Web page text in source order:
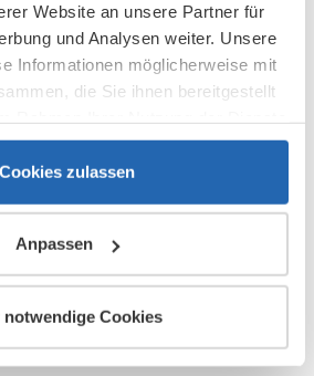
Website an unsere Partner für
und Analysen weiter. Unsere
Informationen möglicherweise mit
die Sie ihnen bereitgestellt
haben.
Cookies zulassen
Anpassen
notwendige Cookies
ist bis 20:00 Uhr, 2 Tage vor
Event möglich.
17.08.2021 um 20:00
zeitnah freigeschalten.